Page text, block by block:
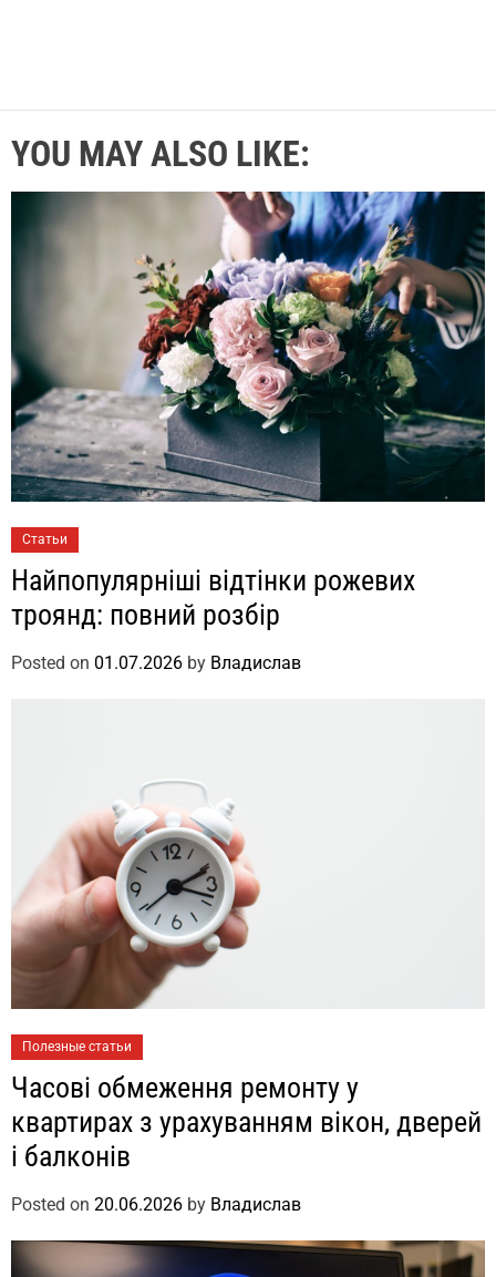
YOU MAY ALSO LIKE:
Статьи
Найпопулярніші відтінки рожевих
троянд: повний розбір
Posted on 01.07.2026 by Владислав
Полезные статьи
Часові обмеження ремонту у
квартирах з урахуванням вікон, дверей
і балконів
Posted on 20.06.2026 by Владислав